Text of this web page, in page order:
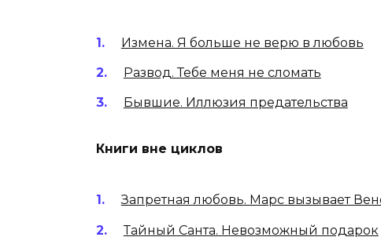
Измена. Я больше не верю в любовь
Развод. Тебе меня не сломать
Бывшие. Иллюзия предательства
Книги вне циклов
Запретная любовь. Марс вызывает
Тайный Санта. Невозможный подарок